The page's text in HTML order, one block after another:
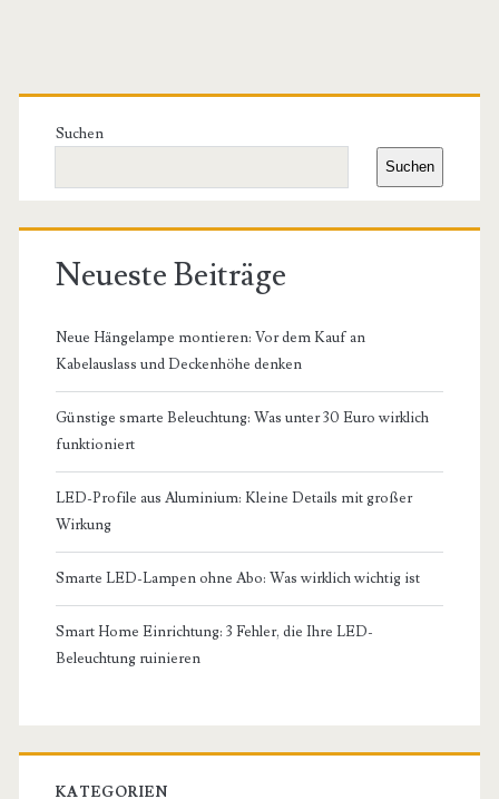
Primäre
Seitenleiste
Suchen
Suchen
Neueste Beiträge
Neue Hängelampe montieren: Vor dem Kauf an
Kabelauslass und Deckenhöhe denken
Günstige smarte Beleuchtung: Was unter 30 Euro wirklich
funktioniert
LED-Profile aus Aluminium: Kleine Details mit großer
Wirkung
Smarte LED-Lampen ohne Abo: Was wirklich wichtig ist
Smart Home Einrichtung: 3 Fehler, die Ihre LED-
Beleuchtung ruinieren
KATEGORIEN